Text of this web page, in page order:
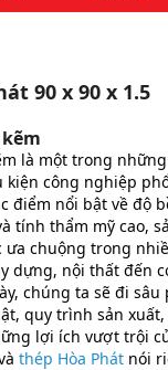
90 x 90 x 1.5
là một trong
kiện công nghiệp
điểm nổi bật về độ
tính thẩm mỹ cao,
ưa chuộng trong
dựng, nội thất đến
chúng ta sẽ đi sâu
quy trình sản
lợi ích vượt trội
thép Hòa Phátnói